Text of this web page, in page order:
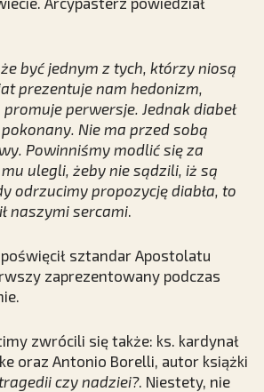
być jednym z tych, którzy niosą
prezentuje nam hedonizm,
perwersje. Jednak diabeł
Nie ma przed sobą
Powinniśmy modlić się za
ulegli, żeby nie sądzili, iż są
odrzucimy propozycję diabła, to
naszymi sercami.
sztandar Apostolatu
zaprezentowany podczas
zwrócili się także: ks. kardynał
oraz Antonio Borelli, autor książki
czy nadziei?. Niestety, nie